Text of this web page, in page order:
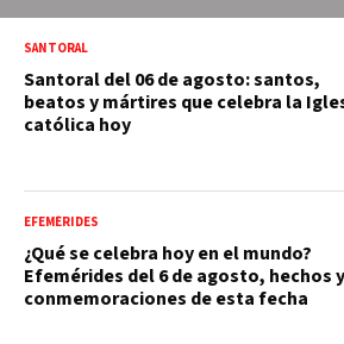
SANTORAL
Santoral del 06 de agosto: santos,
beatos y mártires que celebra la
católica hoy
EFEMÉRIDES
¿Qué se celebra hoy en el mundo?
Efemérides del 6 de agosto, hechos y
conmemoraciones de esta fecha